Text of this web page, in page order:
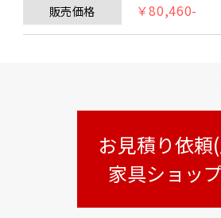
販売価格 ￥80,460-
お見積り依頼
家具ショッ